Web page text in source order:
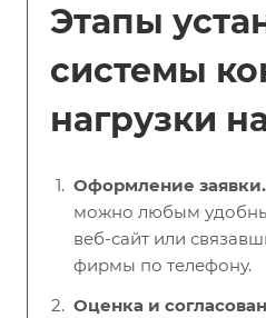
Этапы
системы
нагрузки
Оформление заявки.
можно любым
веб-сайт или
фирмы по телефону.
Оценка и